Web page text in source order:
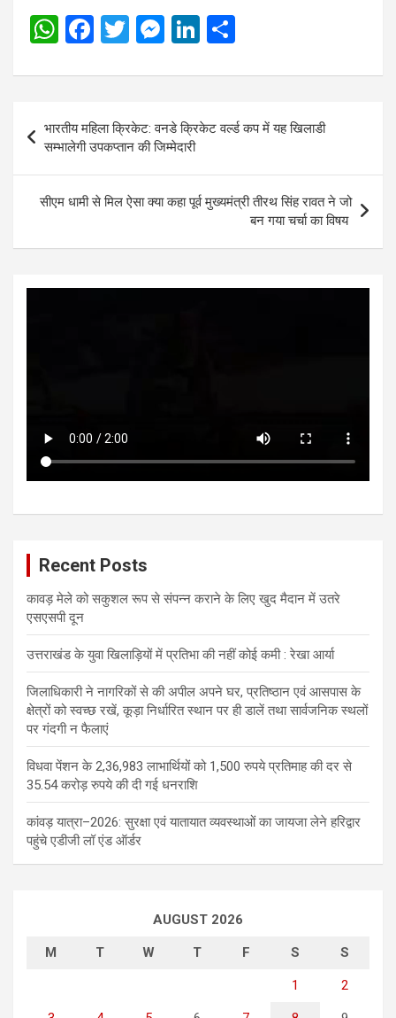
W
at
s
A
p
p
F
ce
b
o
o
k
T
tt
er
M
se
n
g
er
Li
ke
dI
n
ar
e
navigation
भारतीय महिला क्रिकेट: वनडे क्रिकेट वर्ल्ड कप में यह खिलाडी
सम्भालेगी उपकप्तान की जिम्मेदारी
सीएम धामी से मिल ऐसा क्या कहा पूर्व मुख्यमंत्री तीरथ सिंह रावत ने जो
बन गया चर्चा का विषय
Recent Posts
कावड़ मेले को सकुशल रूप से संपन्न कराने के लिए खुद मैदान में उतरे
एसएसपी दून
उत्तराखंड के युवा खिलाड़ियों में प्रतिभा की नहीं कोई कमी : रेखा आर्या
जिलाधिकारी ने नागरिकों से की अपील अपने घर, प्रतिष्ठान एवं आसपास के
क्षेत्रों को स्वच्छ रखें, कूड़ा निर्धारित स्थान पर ही डालें तथा सार्वजनिक स्थलों
पर गंदगी न फैलाएं
विधवा पेंशन के 2,36,983 लाभार्थियों को 1,500 रुपये प्रतिमाह की दर से
35.54 करोड़ रुपये की दी गई धनराशि
कांवड़ यात्रा–2026: सुरक्षा एवं यातायात व्यवस्थाओं का जायजा लेने हरिद्वार
पहुंचे एडीजी लॉ एंड ऑर्डर
AUGUST 2026
M T W T F S S
1 2